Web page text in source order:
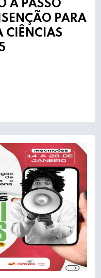
A PASSO
PARA
CIÊNCIAS